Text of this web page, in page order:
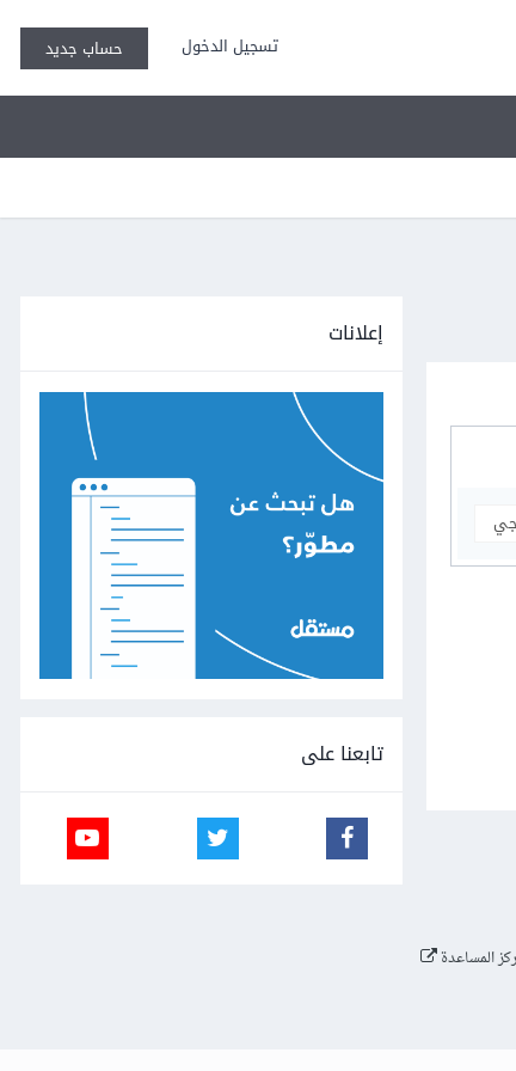
تسجيل الدخول حساب جديد
إعلانات
تابعنا على
المساعدة